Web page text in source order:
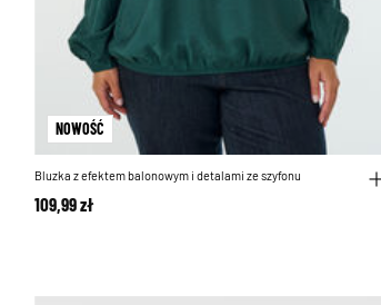
NOWOŚĆ
Bluzka z efektem balonowym i detalami ze szyfonu
109,99 zł